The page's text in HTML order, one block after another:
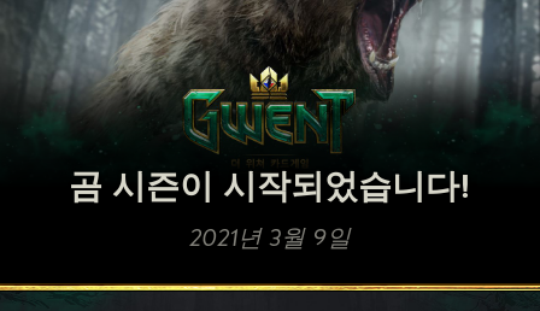
곰 시즌이 시작되었습니다!
2021년 3월 9일